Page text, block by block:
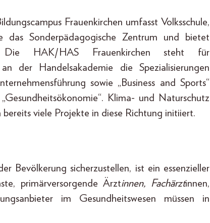
Frauenkirchen umfasst Volksschule,
das Sonderpädagogische Zentrum und bietet
Die HAK/HAS Frauenkirchen steht für
der Handelsakademie die Spezialisierungen
sowie „Business and Sports“
Klima- und Naturschutz
viele Projekte in diese Richtung initiiert.
Bevölkerung sicherzustellen, ist ein essenzieller
primärversorgende Ärztinnen, Fachärztinnen,
im Gesundheitswesen müssen in